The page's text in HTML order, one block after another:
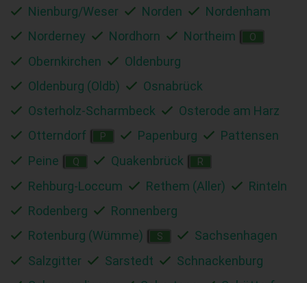
Nienburg/Weser Norden
Nordenham
Norderney
Nordhorn Northeim O
Obernkirchen
Oldenburg
Oldenburg (Oldb)
Osnabrück
Osterholz-Scharmbeck
Osterode am Harz
Otterndorf
P Papenburg
Pattensen
Peine
Q Quakenbrück R
Rehburg-Loccum Rethem (Aller)
Rinteln
Rodenberg
Ronnenberg
Rotenburg (Wümme)
S
Sachsenhagen
Salzgitter
Sarstedt
Schnackenburg